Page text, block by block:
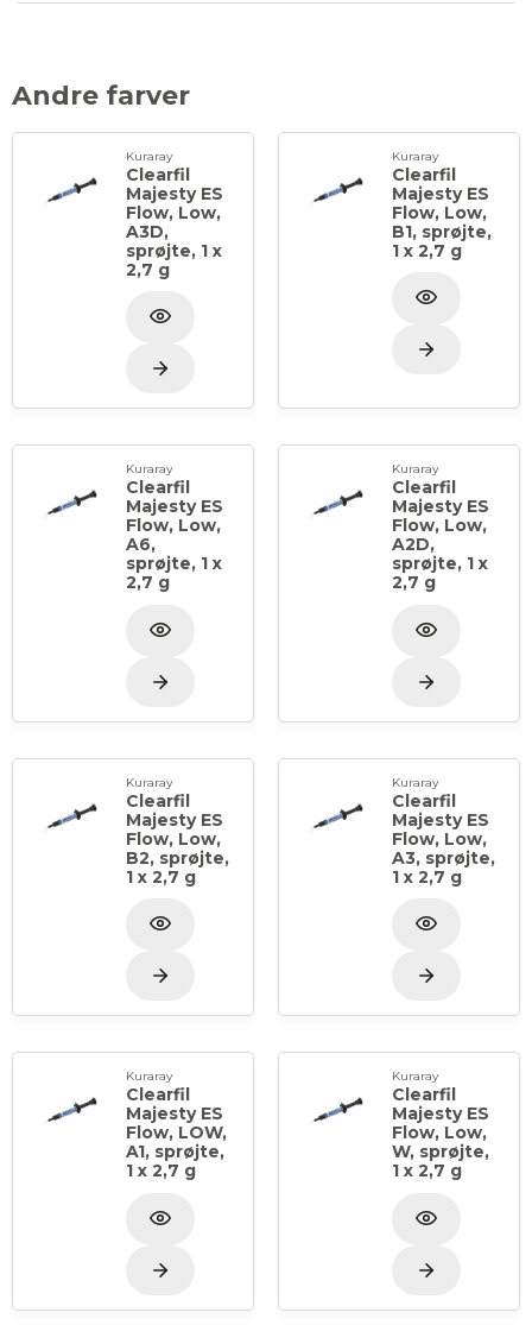
Klæbefri og bobbelfri takket være sprøjtens
Nem at dispensere, håndtere og forme
Meget nem og hurtigt at polere.
Fyldstofpartiklerne sikre høj glans, som holder i
lang tid.
LOW:
Til mange forskellige anteriore og posteriore
restaureringer
Til klasse I- og V-kaviteter
Andre farver
Kuraray
Clearfil
Majesty ES
Flow, Low,
A3D,
sprøjte, 1 x
2,7 g
Kuraray
Clearfil
Majesty ES
Flow, Low,
B1, sprøjte,
1 x 2,7 g
Kuraray
Clearfil
Majesty ES
Flow, Low,
A6,
sprøjte, 1 x
2,7 g
Kuraray
Clearfil
Majesty ES
Flow, Low,
A2D,
sprøjte, 1 x
2,7 g
Kuraray
Clearfil
Majesty ES
Flow, Low,
B2, sprøjte,
1 x 2,7 g
Kuraray
Clearfil
Majesty ES
Flow, Low,
A3, sprøjte,
1 x 2,7 g
Kuraray
Clearfil
Majesty ES
Flow, LOW,
A1, sprøjte,
1 x 2,7 g
Kuraray
Clearfil
Majesty ES
Flow, Low,
W, sprøjte,
1 x 2,7 g